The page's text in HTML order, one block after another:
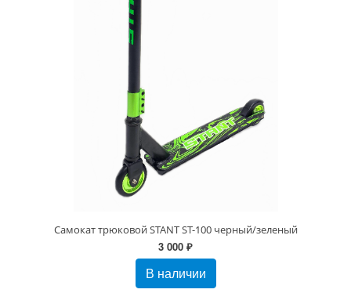
Самокат трюковой STANT ST-100 черный/зеленый
3 000 ₽
В наличии